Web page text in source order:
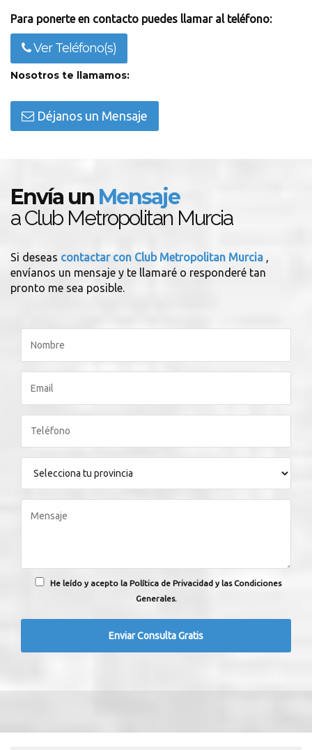
Para ponerte en contacto puedes llamar al teléfono:
Ver Teléfono(s)
Nosotros te llamamos:
Déjanos un Mensaje
Envía un Mensaje
a Club Metropolitan Murcia
Si deseas contactar con Club Metropolitan Murcia ,
envíanos un mensaje y te llamaré o responderé tan
pronto me sea posible.
He leído y acepto la Política de Privacidad y las Condiciones
Generales.